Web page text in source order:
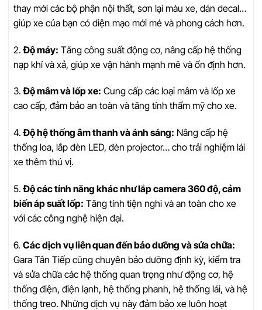
thay mới các bộ phận nội thất, sơn lại màu xe, dán decal…
giúp xe của bạn có diện mạo mới mẻ và phong cách hơn.
2.Độ máy: Tăng công suất động cơ, nâng cấp hệ thống
nạp khí và xả, giúp xe vận hành mạnh mẽ và ổn định hơn.
3.Độ mâm và lốp xe: Cung cấp các loại mâm và lốp xe
cao cấp, đảm bảo an toàn và tăng tính thẩm mỹ cho xe.
4.Độ hệ thống âm thanh và ánh sáng: Nâng cấp hệ
thống loa, lắp đèn LED, đèn projector… cho trải nghiệm lái
xe thêm thú vị.
5.Độ các tính năng khác như lắp camera 360 độ, cảm
biến áp suất lốp: Tăng tính tiện nghi và an toàn cho xe
với các công nghệ hiện đại.
6. Các dịch vụ liên quan đến bảo dưỡng và sửa chữa:
Gara Tân Tiếp cũng chuyên bảo dưỡng định kỳ, kiểm tra
và sửa chữa các hệ thống quan trọng như động cơ, hệ
thống điện, điện lạnh, hệ thống phanh, hệ thống lái, và hệ
thống treo. Những dịch vụ này đảm bảo xe luôn hoạt